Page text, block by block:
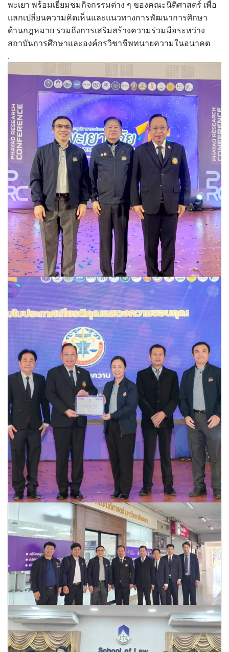
พะเยา พร้อมเยี่ยมชมกิจกรรมต่าง ๆ ของคณะนิติศาสตร์ เพื่อ
แลกเปลี่ยนความคิดเห็นและแนวทางการพัฒนาการศึกษา
ด้านกฎหมาย รวมถึงการเสริมสร้างความร่วมมือระหว่าง
สถาบันการศึกษาและองค์กรวิชาชีพทนายความในอนาคต
.